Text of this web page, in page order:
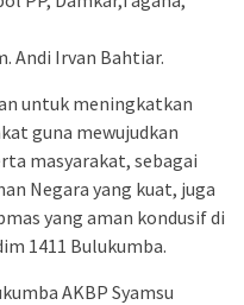
Andi Irvan Bahtiar.
untuk meningkatkan
guna mewujudkan
masyarakat, sebagai
Negara yang kuat, juga
yang aman kondusif di
1411 Bulukumba.
AKBP Syamsu